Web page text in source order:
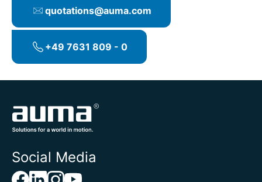
quotations@auma.com
+49 7631 809 - 0
Social Media